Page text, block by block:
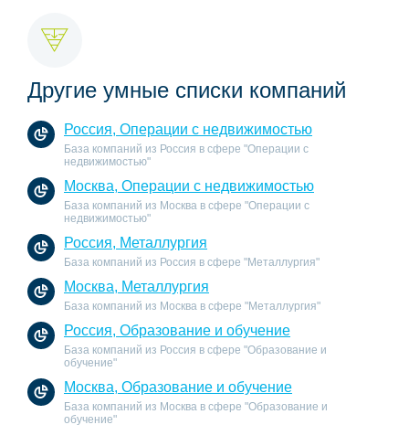
Другие умные списки компаний
Россия, Операции с недвижимостью
База компаний из Россия в сфере "Операции с
недвижимостью"
Москва, Операции с недвижимостью
База компаний из Москва в сфере "Операции с
недвижимостью"
Россия, Металлургия
База компаний из Россия в сфере "Металлургия"
Москва, Металлургия
База компаний из Москва в сфере "Металлургия"
Россия, Образование и обучение
База компаний из Россия в сфере "Образование и
обучение"
Москва, Образование и обучение
База компаний из Москва в сфере "Образование и
обучение"